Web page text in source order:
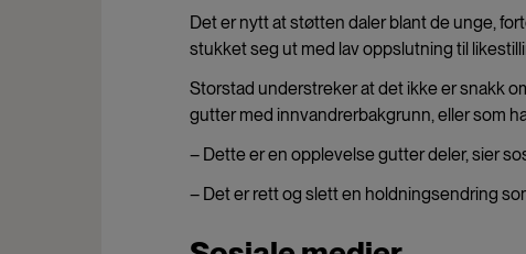
Det er nytt at støtten daler blant de unge,
stukket seg ut med lav oppslutning til
Storstad understreker at det ikke er snakk
gutter med innvandrerbakgrunn, eller som
– Dette er en opplevelse gutter deler, sier
– Det er rett og slett en holdningsendring